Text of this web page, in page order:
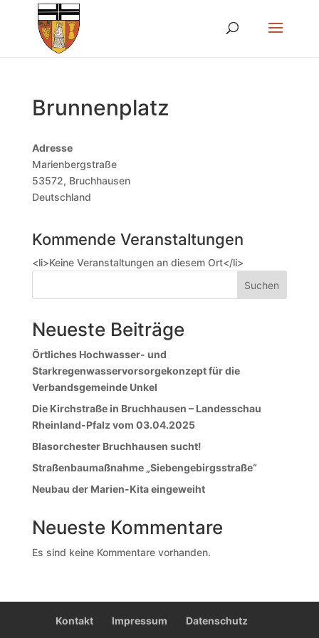
Brunnenplatz
Adresse
Marienbergstraße
53572, Bruchhausen
Deutschland
Kommende Veranstaltungen
<li>Keine Veranstaltungen an diesem Ort</li>
Suchen
Neueste Beiträge
Örtliches Hochwasser- und
Starkregenwasservorsorgekonzept für die
Verbandsgemeinde Unkel
Die Kirchstraße in Bruchhausen – Landesschau
Rheinland-Pfalz vom 03.04.2025
Blasorchester Bruchhausen sucht!
Straßenbaumaßnahme „Siebengebirgsstraße“
Neubau der Marien-Kita eingeweiht
Neueste Kommentare
Es sind keine Kommentare vorhanden.
Kontakt Impressum Datenschutz